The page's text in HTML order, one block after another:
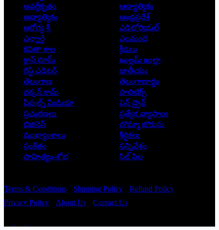
అవర్గీకృతం
ఆద్యాత్మికం
ఆధ్యాత్మికం
ఆంధ్రప్రదేశ్
ఆరోగ్య శ్రీ
ఎడిటోరియల్
ఎన్నారై
ఎలమంద
కవితా శాల
క్రీడలు
క్లాస్ రూమ్
ఖుల్లమ్ ఖుల్లా
గెస్ట్ ఎడిటర్
జాతీయం
తెలంగాణ
తెలంగాణార్థం
దక్కన్.కామ్
పాలిటిక్స్
పీపుల్స్ ‌మీడియా
పెన్ డ్రైవ్
ప్రచురణలు
ప్రత్యేక వ్యాసాలు
బిజినెస్
బొమ్మా బొరుసు
ముఖ్యాంశాలు
శీర్షికలు
సంకేతం
సన్నివేశం
సాహిత్యం-శోభ
సిల్ సిల
Terms & Conditions Shipping Policy
Refund Policy
Privacy Policy
About Us Contact Us